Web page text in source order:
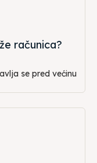
računica?
se pred većinu